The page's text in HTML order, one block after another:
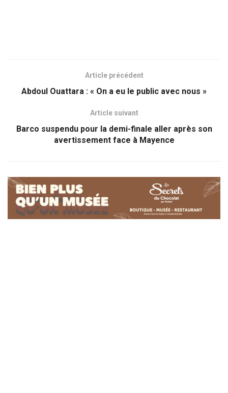
Article précédent
Abdoul Ouattara : « On a eu le public avec nous »
Article suivant
Barco suspendu pour la demi-finale aller après son
avertissement face à Mayence